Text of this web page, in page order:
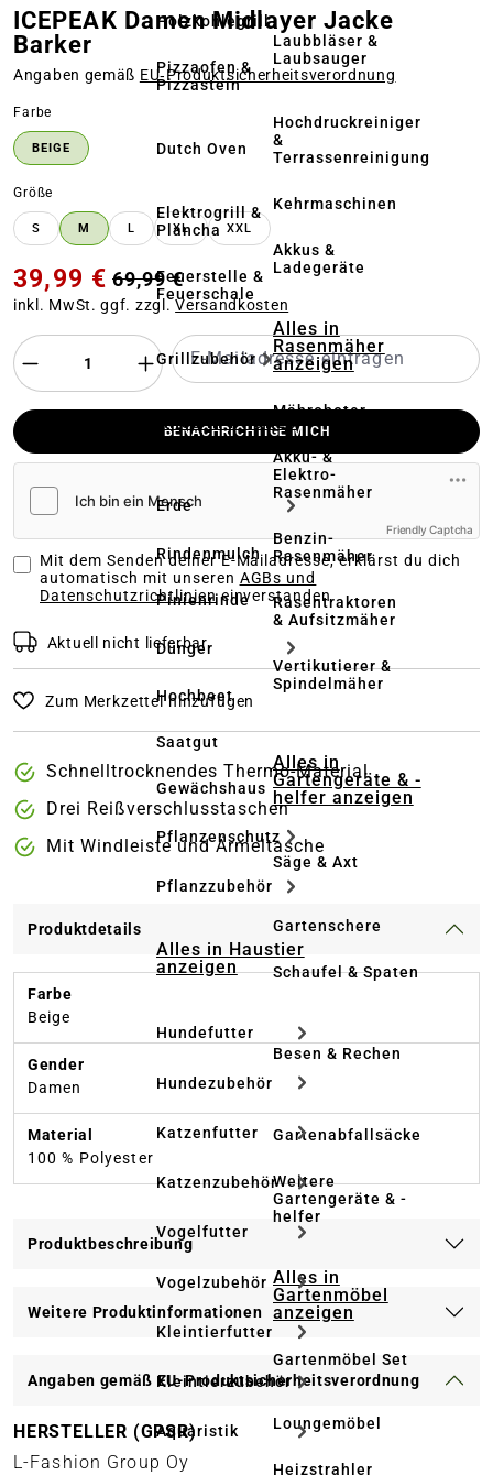
Holzkohlegrill
Pizzaofen &
Pizzastein
Dutch Oven
Elektrogrill &
Plancha
Feuerstelle &
Feuerschale
Grillzubehör
Alles in Pflanze
anzeigen
Erde
Rindenmulch
Pinienrinde
Dünger
Hochbeet
Saatgut
Gewächshaus
Pflanzenschutz
Pflanzzubehör
Alles in Haustier
anzeigen
Hundefutter
Hundezubehör
Katzenfutter
Katzenzubehör
Vogelfutter
Vogelzubehör
Kleintierfutter
Kleintierzubehör
Aquaristik
Laubbläser &
Laubsauger
Hochdruckreiniger
&
Terrassenreinigung
Kehrmaschinen
Akkus &
Ladegeräte
Alles in
Rasenmäher
anzeigen
Mähroboter
Akku- &
Elektro-
Rasenmäher
Benzin-
Rasenmäher
Rasentraktoren
& Aufsitzmäher
Vertikutierer &
Spindelmäher
Alles in
Gartengeräte & -
helfer anzeigen
Säge & Axt
Gartenschere
Schaufel & Spaten
Besen & Rechen
Gartenabfallsäcke
Weitere
Gartengeräte & -
helfer
Alles in
Gartenmöbel
anzeigen
Gartenmöbel Set
Loungemöbel
Heizstrahler
ICEPEAK Damen Midlayer Jacke
Barker
Angaben gemäß EU‑Produktsicherheitsverordnung
Farbe
BEIGE
Größe
S M L XL XXL
39,99 € 69,99 €
inkl. MwSt. ggf. zzgl.Versandkosten
BENACHRICHTIGE MICH
Friendly Captcha
Mit dem Senden deiner E-Mailadresse, erklärst du dich
automatisch mit unseren AGBs und
Datenschutzrichtlinieneinverstanden
Aktuell nicht lieferbar
Zum Merkzettel hinzufügen
Schnelltrocknendes Thermo-Material
Drei Reißverschlusstaschen
Mit Windleiste und Ärmeltasche
Produktdetails
Farbe
Beige
Gender
Damen
Material
100 % Polyester
Produktbeschreibung
Weitere Produktinformationen
Angaben gemäß EU-Produktsicherheitsverordnung
HERSTELLER (GPSR)
L-Fashion Group Oy